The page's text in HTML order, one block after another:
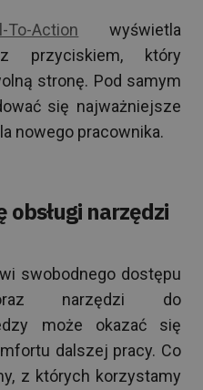
To-Action wyświetla
przyciskiem, który
stronę. Pod samym
się najważniejsze
nowego pracownika.
narzędzi
swobodnego dostępu
narzędzi do
może okazać się
dalszej pracy. Co
z których korzystamy